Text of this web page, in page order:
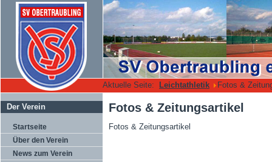
Aktuelle Seite: Leichtathletik Fotos &
Der Verein
Startseite
Über den Verein
News zum Verein
Fotos & Zeitungsartikel
Fotos & Zeitungsartikel